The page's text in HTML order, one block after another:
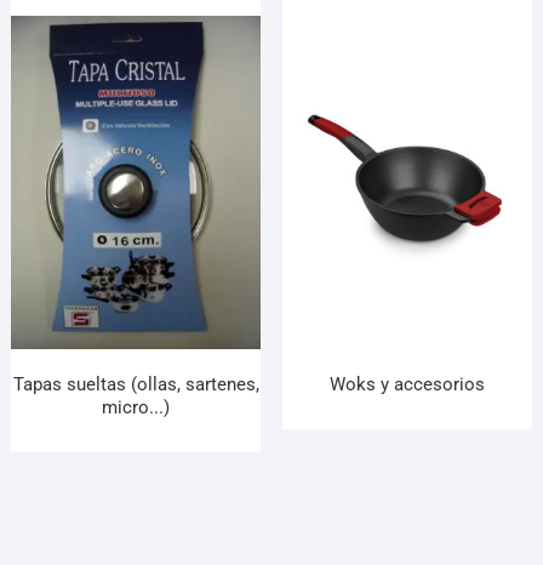
Tapas sueltas (ollas, sartenes,
micro...)
Woks y accesorios